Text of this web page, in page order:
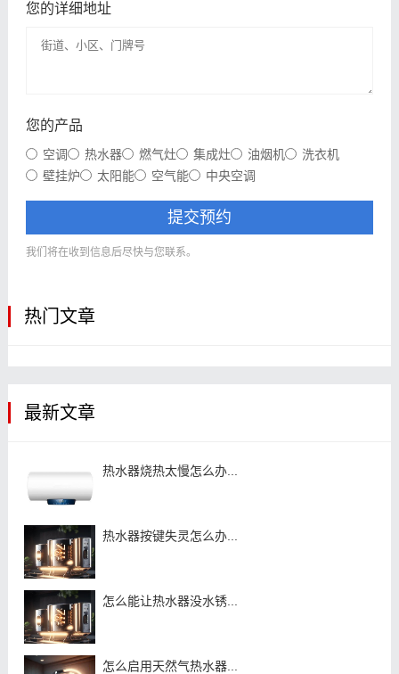
您的详细地址
您的产品
空调 热水器 燃气灶 集成灶 油烟机
洗衣机
壁挂炉
太阳能 空气能 中央空调
提交预约
我们将在收到信息后尽快与您联系。
热门文章
最新文章
热水器烧热太慢怎么办...
热水器按键失灵怎么办...
怎么能让热水器没水锈...
怎么启用天然气热水器...